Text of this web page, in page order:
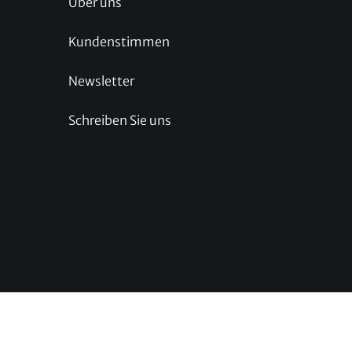
Kundenstimmen
Newsletter
Schreiben Sie uns